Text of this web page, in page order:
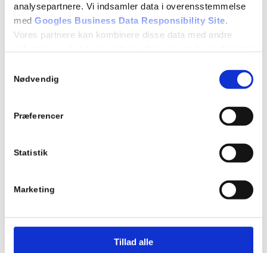
analysepartnere. Vi indsamler data i overensstemmelse
med Googles Business Data Responsibility Site.
Vores partnere kan kombinere disse data med andre
Se Cookie & Privatlivspolitik
Nødvendig
Præferencer
Statistik
Marketing
Tillad alle
Tidspunkt:
18:15 - 21:15
Teori 5 – mandagshold
Teori 5 - mandagshold
Teori 5 – mandagshold
21:15